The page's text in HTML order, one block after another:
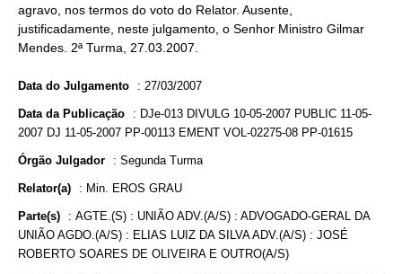
agravo, nos termos do voto do Relator. Ausente,
justificadamente, neste julgamento, o Senhor Ministro Gilmar
Mendes. 2ª Turma, 27.03.2007.
Data do Julgamento : 27/03/2007
Data da Publicação : DJe-013 DIVULG 10-05-2007 PUBLIC 11-05-
2007 DJ 11-05-2007 PP-00113 EMENT VOL-02275-08 PP-01615
Órgão Julgador : Segunda Turma
Relator(a) : Min. EROS GRAU
Parte(s) : AGTE.(S) : UNIÃO ADV.(A/S) : ADVOGADO-GERAL DA
UNIÃO AGDO.(A/S) : ELIAS LUIZ DA SILVA ADV.(A/S) : JOSÉ
ROBERTO SOARES DE OLIVEIRA E OUTRO(A/S)